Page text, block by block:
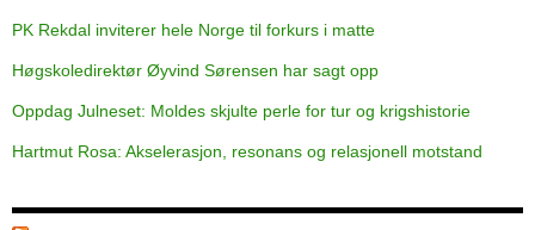
PK Rekdal inviterer hele Norge til forkurs i matte
Høgskoledirektør Øyvind Sørensen har sagt opp
Oppdag Julneset: Moldes skjulte perle for tur og krigshistorie
Hartmut Rosa: Akselerasjon, resonans og relasjonell motstand